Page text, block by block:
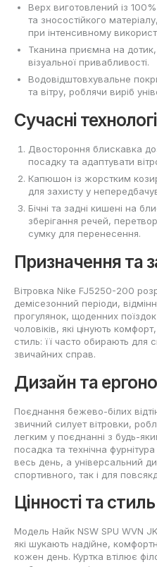
Верх виготовлений із
та зносостійкого
при інтенсивному
Тканина приємна на
візуальної привабливості.
Водовідштовхувальне
та вітру, роблячи виріб
Сучасні
Двостороння блискавка
посадку та адаптувати
Капюшон із жорстким
для захисту у
Бічні та задні кишені на
зберігання речей,
сумку для перенесення.
Призначення та
Вітровка Nike FJ5250-200
демісезонний періоди,
прогулянок, щоденних
чоловіків, які цінують
стиль: її часто обирають для
звичайних справ.
Дизайн та
Поєднання бежево-білих
звичний силует вітровки,
легким у поєднанні з будь-
посадка та технічна
весь день, а універсальний
спортивного, так і для
Цінності та
Модель Найк NSW SPU WVN
які шукають надійне,
кожен день. Куртка втілює